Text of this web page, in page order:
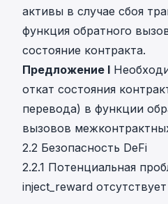
активы в случае сбоя
функция обратного
состояние контракта.
Предложение I
откат состояния
перевода) в функции
вызовов
2.2 Безопасность DeFi
2.2.1 Потенциальная
inject_reward